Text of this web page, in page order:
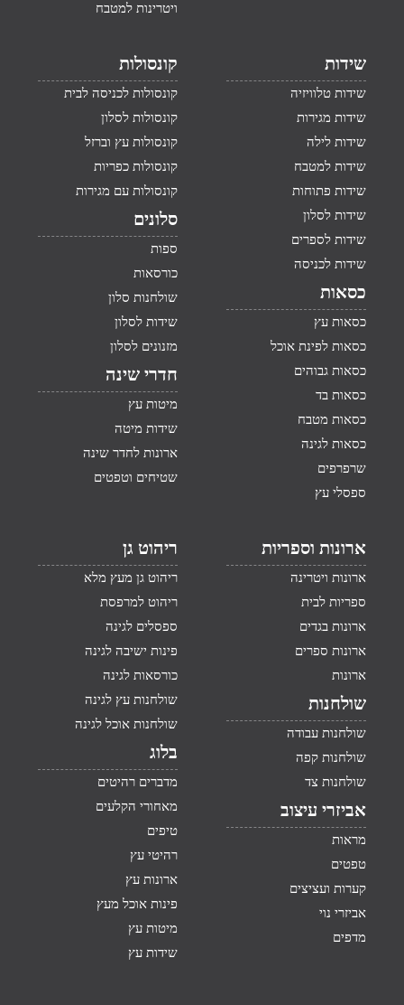
ויטרינות למטבח
שידות
שידות טלוויזיה
שידות מגירות
שידות לילה
שידות למטבח
שידות פתוחות
שידות לסלון
שידות לספרים
שידות לכניסה
כסאות
כסאות עץ
כסאות לפינת אוכל
כסאות גבוהים
כסאות בד
כסאות מטבח
כסאות לגינה
שרפרפים
ספסלי עץ
קונסולות
קונסולות לכניסה לבית
קונסולות לסלון
קונסולות עץ וברזל
קונסולות כפריות
קונסולות עם מגירות
סלונים
ספות
כורסאות
שולחנות סלון
שידות לסלון
מזנונים לסלון
חדרי שינה
מיטות עץ
שידות מיטה
ארונות לחדר שינה
שטיחים וטפטים
ארונות וספריות
ארונות ויטרינה
ספריות לבית
ארונות בגדים
ארונות ספרים
ארונות
שולחנות
שולחנות עבודה
שולחנות קפה
שולחנות צד
אביזרי עיצוב
מראות
טפטים
קערות ועציצים
אביזרי נוי
מדפים
ריהוט גן
ריהוט גן מעץ מלא
ריהוט למרפסת
ספסלים לגינה
פינות ישיבה לגינה
כורסאות לגינה
שולחנות עץ לגינה
שולחנות אוכל לגינה
בלוג
מדברים רהיטים
מאחורי הקלעים
טיפים
רהיטי עץ
ארונות עץ
פינות אוכל מעץ
מיטות עץ
שידות עץ